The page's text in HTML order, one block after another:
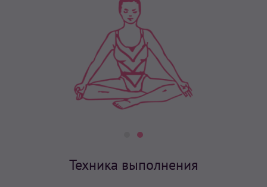
Техника выполнения